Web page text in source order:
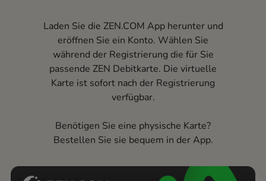
Laden Sie die ZEN.COM App herunter und
eröffnen Sie ein Konto. Wählen Sie
während der Registrierung die für Sie
passende ZEN Debitkarte. Die virtuelle
Karte ist sofort nach der Registrierung
verfügbar.
Benötigen Sie eine physische Karte?
Bestellen Sie sie bequem in der App.